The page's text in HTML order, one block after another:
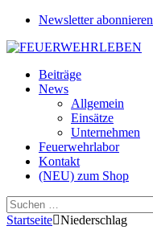
Newsletter abonnieren
Beiträge
News
Allgemein
Einsätze
Unternehmen
Feuerwehrlabor
Kontakt
(NEU) zum Shop
Suchen
nach:
Startseite Niederschlag